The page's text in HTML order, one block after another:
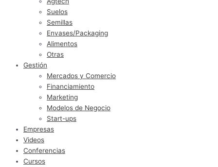
Suelos
Semillas
Envases/Packaging
Alimentos
Otras
Gestión
Mercados y Comercio
Financiamiento
Marketing
Modelos de Negocio
Start-ups
Empresas
Videos
Conferencias
Cursos